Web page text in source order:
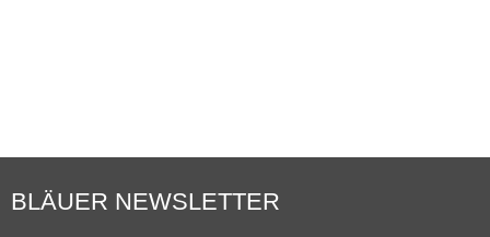
BLÄUER NEWSLETTER